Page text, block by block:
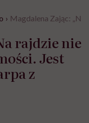
› Magdalena Zając: „Na
rajdzie nie
Jest
z